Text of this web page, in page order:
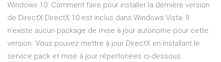
Windows 10. Comment faire pour installer la dernière version
de DirectX DirectX 10 est inclus dans Windows Vista. Il
n’existe aucun package de mise à jour autonome pour cette
version. Vous pouvez mettre à jour DirectX en installant le
service pack et mise à jour répertoriées ci-dessous.